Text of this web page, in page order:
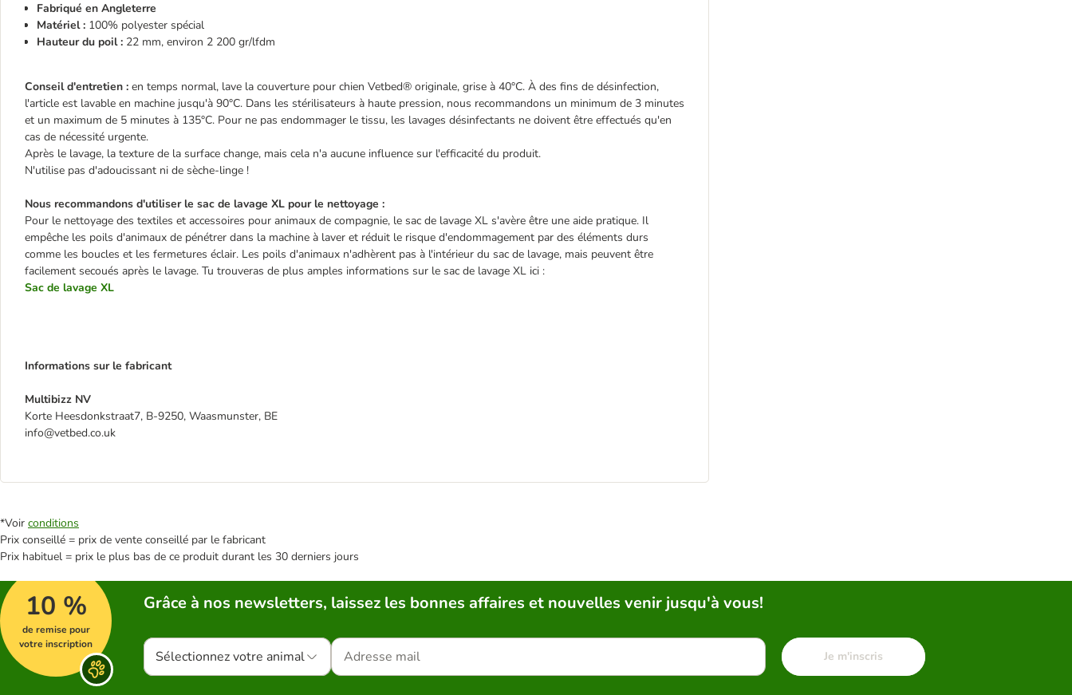
Fabriqué en Angleterre
Matériel : 100% polyester spécial
Hauteur du poil : 22 mm, environ 2 200 gr/lfdm
Conseil d'entretien : en temps normal, lave la couverture pour chien Vetbed® originale, grise à 40°C. À des fins de désinfection,
l'article est lavable en machine jusqu'à 90°C. Dans les stérilisateurs à haute pression, nous recommandons un minimum de 3 minutes
et un maximum de 5 minutes à 135°C. Pour ne pas endommager le tissu, les lavages désinfectants ne doivent être effectués qu'en
cas de nécessité urgente.
Après le lavage, la texture de la surface change, mais cela n'a aucune influence sur l'efficacité du produit.
N'utilise pas d'adoucissant ni de sèche-linge !
Nous recommandons d'utiliser le sac de lavage XL pour le nettoyage :
Pour le nettoyage des textiles et accessoires pour animaux de compagnie, le sac de lavage XL s'avère être une aide pratique. Il
empêche les poils d'animaux de pénétrer dans la machine à laver et réduit le risque d'endommagement par des éléments durs
comme les boucles et les fermetures éclair. Les poils d'animaux n'adhèrent pas à l'intérieur du sac de lavage, mais peuvent être
facilement secoués après le lavage. Tu trouveras de plus amples informations sur le sac de lavage XL ici :
Sac de lavage XL
Informations sur le fabricant
Multibizz NV
Korte Heesdonkstraat7, B-9250, Waasmunster, BE
info@vetbed.co.uk
*Voir conditions
Prix conseillé = prix de vente conseillé par le fabricant
Prix habituel = prix le plus bas de ce produit durant les 30 derniers jours
10 %
de remise pour
votre inscription
Grâce à nos newsletters, laissez les bonnes affaires et nouvelles venir jusqu'à vous!
Sélectionnez votre animal Je m'inscris